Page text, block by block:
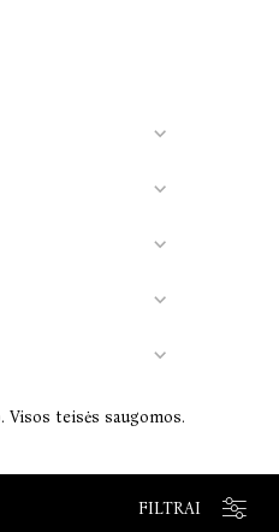
FILTRAI
teisės saugomos.